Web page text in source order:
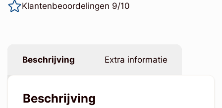
Klantenbeoordelingen 9/10
Beschrijving Extra informatie
Beschrijving